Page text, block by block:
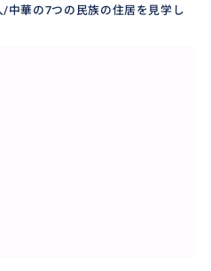
多様な民族でカラフルで
中華の7つの民族の住居を見学し